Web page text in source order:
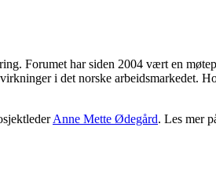
Forumet har siden 2004 vært en
i det norske arbeidsmarkedet.
Anne Mette Ødegård. Les mer